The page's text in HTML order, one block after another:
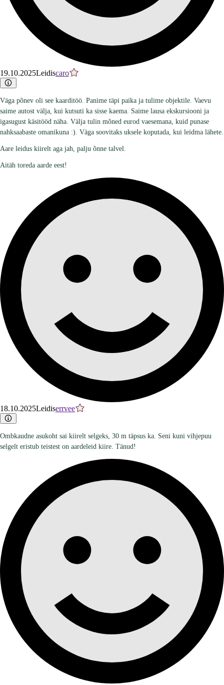
19.10.2025Leidiscaro
Väga põnev oli see kaarditöö. Panime täpi paika ja tulime objektile. Vaevu
saime autost välja, kui kutsuti ka sisse kaema. Saime lausa ekskursiooni ja
igasugust käsitööd näha. Välja tulin mõned eurod vaesemana, kuid punase
nahksaabaste omanikuna :). Väga soovitaks uksele koputada, kui leidma lähete.
Aare leidus kiirelt aga jah, palju õnne talvel.
Aitäh toreda aarde eest!
18.10.2025Leidiserrvee
Ombkaudne asukoht sai kiirelt selgeks, 30 m täpsus ka. Seni kuni vihjepuu
selgelt eristub teistest on aardeleid kiire. Tänud!